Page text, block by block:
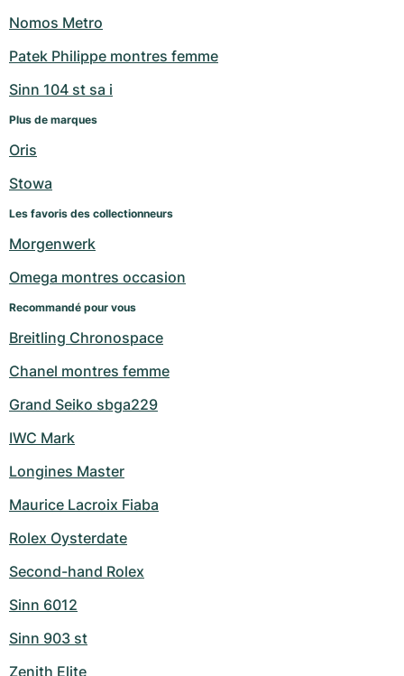
Nomos Metro
Patek Philippe montres femme
Sinn 104 st sa i
Plus de marques
Oris
Stowa
Les favoris des collectionneurs
Morgenwerk
Omega montres occasion
Recommandé pour vous
Breitling Chronospace
Chanel montres femme
Grand Seiko sbga229
IWC Mark
Longines Master
Maurice Lacroix Fiaba
Rolex Oysterdate
Second-hand Rolex
Sinn 6012
Sinn 903 st
Zenith Elite